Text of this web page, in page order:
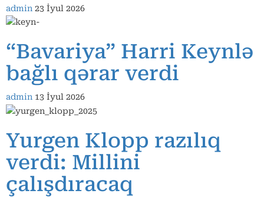
admin 23 İyul 2026
“Bavariya” Harri Keynlə
bağlı qərar verdi
admin 13 İyul 2026
Yurgen Klopp razılıq
verdi: Millini
çalışdıracaq